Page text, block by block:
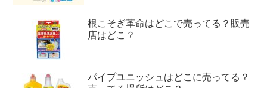
根こそぎ革命はどこで売ってる？販売
店はどこ？
パイプユニッシュはどこに売ってる？